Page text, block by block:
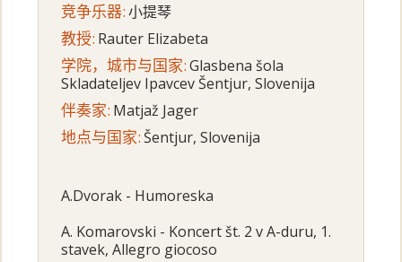
竞争乐器:小提琴
教授: Rauter Elizabeta
学院，城市与国家:Glasbena šola
Skladateljev Ipavcev Šentjur, Slovenija
伴奏家: Matjaž Jager
地点与国家: Šentjur, Slovenija
A.Dvorak - Humoreska
A. Komarovski - Koncert št. 2 v A-duru, 1.
stavek, Allegro giocoso